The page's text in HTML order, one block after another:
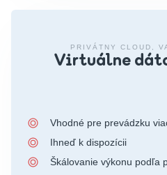
PRIVÁTNY CLOUD,
Virtuálne
Vhodné pre prevádzku
Ihneď k dispozícii
Škálovanie výkonu podľa